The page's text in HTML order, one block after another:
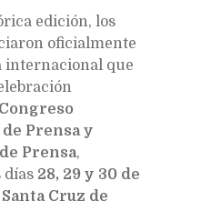
edición, los
oficialmente
internacional que
Prensa y
Prensa,
días 28, 29 y 30 de
Cruz de